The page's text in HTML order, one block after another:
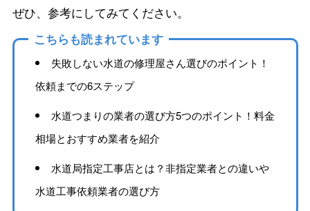
ぜひ、参考にしてみてください。
こちらも読まれています
失敗しない水道の修理屋さん選びのポイント！
依頼までの6ステップ
水道つまりの業者の選び方5つのポイント！料金
相場とおすすめ業者を紹介
水道局指定工事店とは？非指定業者との違いや
水道工事依頼業者の選び方